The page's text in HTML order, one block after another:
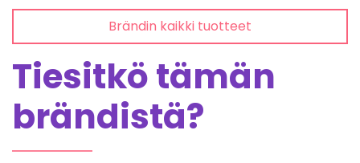
Brändin kaikki tuotteet
Tiesitkö tämän
brändistä?